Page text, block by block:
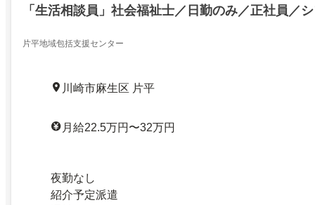
「生活相談員」社会福祉士／日勤のみ／正社員／
片平地域包括支援センター
川崎市麻生区 片平
月給22.5万円〜32万円
夜勤なし
紹介予定派遣